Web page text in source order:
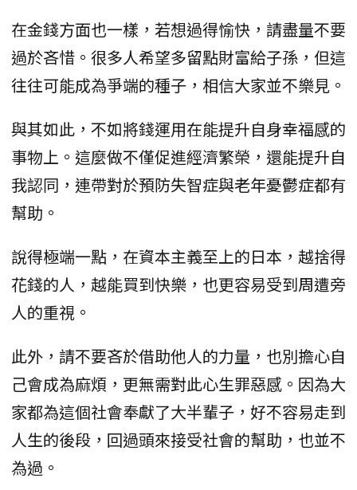
在金錢方面也一樣，若想過得愉快，請盡量不要
過於吝惜。很多人希望多留點財富給子孫，但這
往往可能成為爭端的種子，相信大家並不樂見。
與其如此，不如將錢運用在能提升自身幸福感的
事物上。這麼做不僅促進經濟繁榮，還能提升自
我認同，連帶對於預防失智症與老年憂鬱症都有
幫助。
說得極端一點，在資本主義至上的日本，越捨得
花錢的人，越能買到快樂，也更容易受到周遭旁
人的重視。
此外，請不要吝於借助他人的力量，也別擔心自
己會成為麻煩，更無需對此心生罪惡感。因為大
家都為這個社會奉獻了大半輩子，好不容易走到
人生的後段，回過頭來接受社會的幫助，也並不
為過。